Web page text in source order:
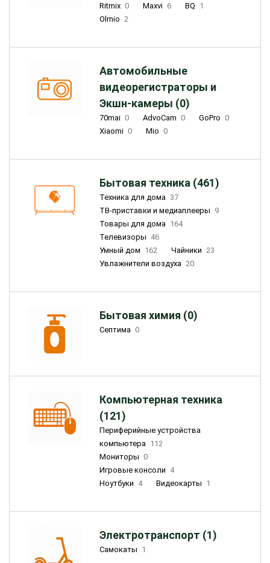
Ritmix 0 Maxvi 6 BQ 1
Olmio 2
Автомобильные
видеорегистраторы и
Экшн-камеры (0)
70mai 0 AdvoCam 0 GoPro 0
Xiaomi 0 Mio 0
Бытовая техника (461)
Техника для дома 37
ТВ-приставки и медиаплееры 9
Товары для дома 164
Телевизоры 46
Умный дом 162 Чайники 23
Увлажнители воздуха 20
Бытовая химия (0)
Септима 0
Компьютерная техника
(121)
Периферийные устройства
компьютера 112
Мониторы 0
Игровые консоли 4
Ноутбуки 4 Видеокарты 1
Электротранспорт (1)
Самокаты 1